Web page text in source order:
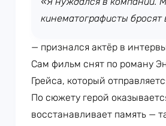
кинематографисты бросят
— признался актёр в
Сам фильм снят по роману
Грейса, который
По сюжету герой
восстанавливает память —